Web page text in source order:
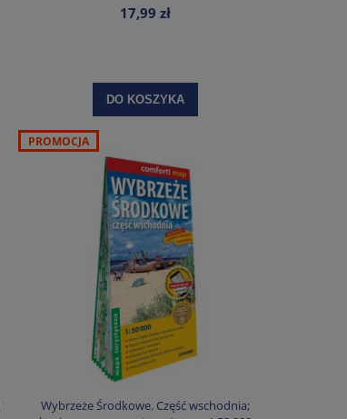
17,99 zł
DO KOSZYKA
Wybrzeże Środkowe. Część wschodnia;
PROMOCJA